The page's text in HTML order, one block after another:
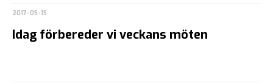
2017-05-15
Idag förbereder vi veckans möten